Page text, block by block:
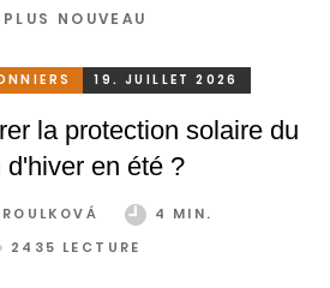
PLUS NOUVEAU
19. JUILLET 2026
la protection solaire du
d'hiver en été ?
4 MIN.
2435 LECTURE